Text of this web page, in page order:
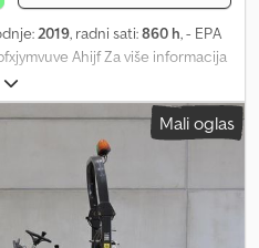
2019, radni sati:860 h, - EPA
Ahijf Za više informacija
Mali oglas